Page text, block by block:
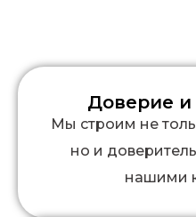
Доверие и
Мы строим не
но и
нашими